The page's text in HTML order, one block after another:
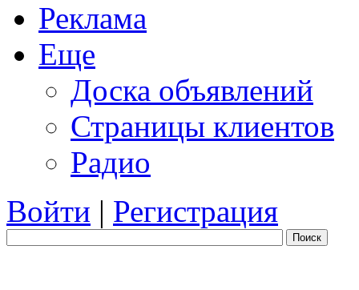
Реклама
Еще
Доска объявлений
Страницы клиентов
Радио
Войти | Регистрация
Поиск